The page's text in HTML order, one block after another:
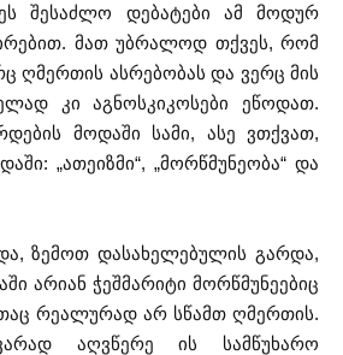
შესაძლო დებატები ამ მოდურ
მათ უბრალოდ თქვეს, რომ
ღმერთის ასრებობას და ვერც მის
კი აგნოსკიკოსები ეწოდათ.
მოდაში სამი, ასე ვთქვათ,
„ათეიზმი“, „მორწმუნეობა“ და
ზემოთ დასახელებულის გარდა,
არიან ჭეშმარიტი მორწმუნეებიც
რეალურად არ სწამთ ღმერთის.
აღვწერე ის სამწუხარო